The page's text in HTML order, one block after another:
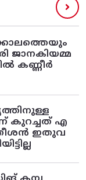
ജാനകിയമ്മ
കണ്ണീർ
കുറച്ചത് എ
ഇതുവ